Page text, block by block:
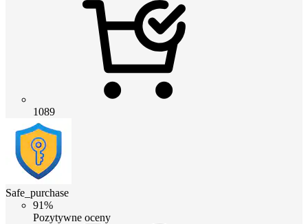
1089
Safe_purchase
91%
Pozytywne oceny